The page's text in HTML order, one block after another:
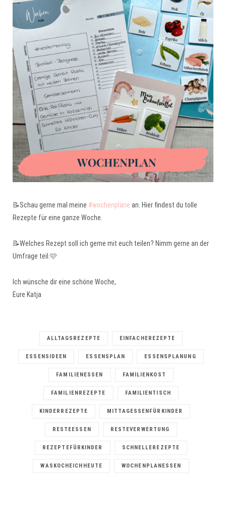
📝Schau gerne mal meine #wochenpläne an. Hier findest du tolle
Rezepte für eine ganze Woche.
📝Welches Rezept soll ich gerne mit euch teilen? Nimm gerne an der
Umfrage teil.🩷
Ich wünsche dir eine schöne Woche,
Eure Katja
ALLTAGSREZEPTE EINFACHEREZEPTE
ESSENSIDEEN ESSENSPLAN ESSENSPLANUNG
FAMILIENESSEN FAMILIENKOST
FAMILIENREZEPTE FAMILIENTISCH
KINDERREZEPTE MITTAGESSENFÜRKINDER
RESTEESSEN RESTEVERWERTUNG
REZEPTEFÜRKINDER SCHNELLEREZEPTE
WASKOCHEICHHEUTE WOCHENPLANESSEN